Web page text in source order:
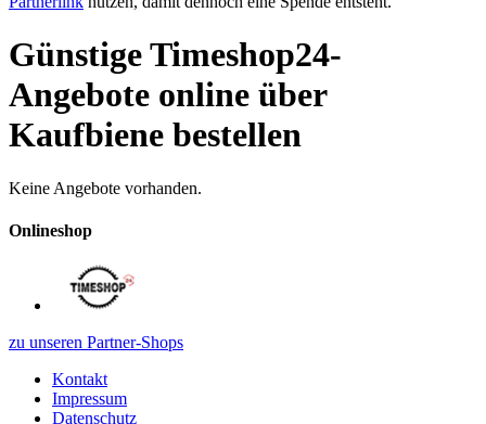
Günstige Timeshop24-
Angebote online über
Kaufbiene bestellen
Keine Angebote vorhanden.
Onlineshop
zu unseren Partner-Shops
Kontakt
Impressum
Datenschutz